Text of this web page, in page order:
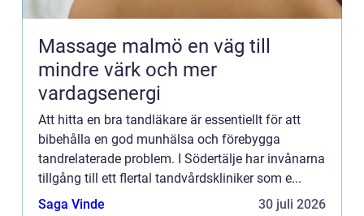
Massage malmö en väg till
mindre värk och mer
vardagsenergi
Att hitta en bra tandläkare är essentiellt för att
bibehålla en god munhälsa och förebygga
tandrelaterade problem. I Södertälje har invånarna
tillgång till ett flertal tandvårdskliniker som e...
Saga Vinde
30 juli 2026